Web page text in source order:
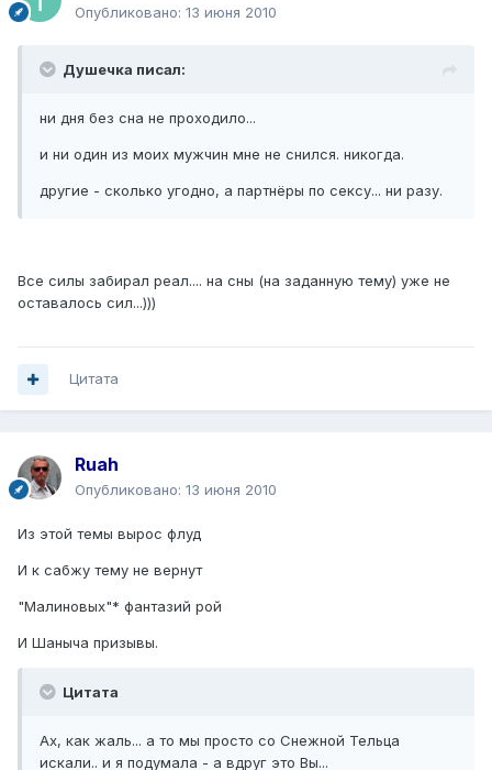
Опубликовано: 13 июня 2010
Душечка писал:
ни дня без сна не проходило...
и ни один из моих мужчин мне не снился. никогда.
другие - сколько угодно, а партнёры по сексу... ни разу.
Все силы забирал реал.... на сны (на заданную тему) уже не
оставалось сил...)))
Цитата
Ruah
Опубликовано: 13 июня 2010
Из этой темы вырос флуд
И к сабжу тему не вернут
"Малиновых"* фантазий рой
И Шаныча призывы.
Цитата
Ах, как жаль... а то мы просто со Снежной Тельца
искали.. и я подумала - а вдруг это Вы...